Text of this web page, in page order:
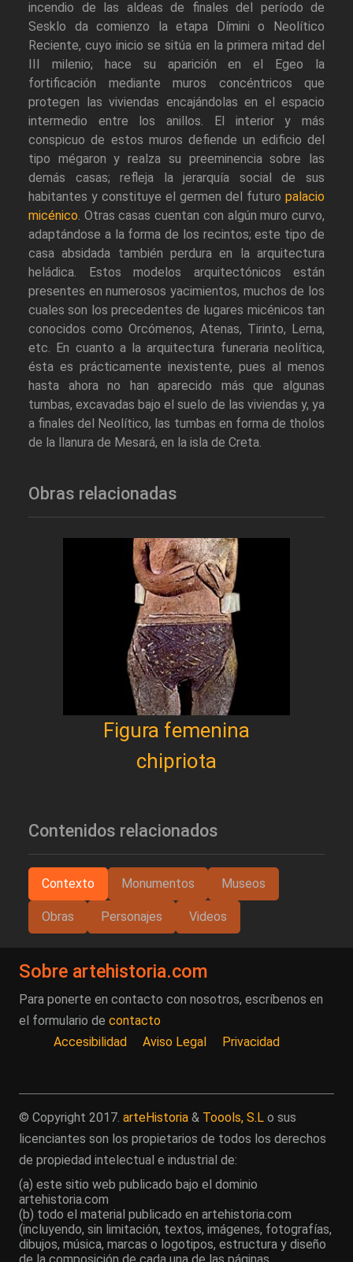
incendio de las aldeas de finales del período de
Sesklo da comienzo la etapa Dímini o Neolítico
Reciente, cuyo inicio se sitúa en la primera mitad del
III milenio; hace su aparición en el Egeo la
fortificación mediante muros concéntricos que
protegen las viviendas encajándolas en el espacio
intermedio entre los anillos. El interior y más
conspicuo de estos muros defiende un edificio del
tipo mégaron y realza su preeminencia sobre las
demás casas; refleja la jerarquía social de sus
habitantes y constituye el germen del futuro palacio
micénico. Otras casas cuentan con algún muro curvo,
adaptándose a la forma de los recintos; este tipo de
casa absidada también perdura en la arquitectura
heládica. Estos modelos arquitectónicos están
presentes en numerosos yacimientos, muchos de los
cuales son los precedentes de lugares micénicos tan
conocidos como Orcómenos, Atenas, Tirinto, Lerna,
etc. En cuanto a la arquitectura funeraria neolítica,
ésta es prácticamente inexistente, pues al menos
hasta ahora no han aparecido más que algunas
tumbas, excavadas bajo el suelo de las viviendas y, ya
a finales del Neolítico, las tumbas en forma de tholos
de la llanura de Mesará, en la isla de Creta.
Obras relacionadas
Figura femenina
chipriota
Contenidos relacionados
Contexto Monumentos Museos
Obras Personajes Videos
Sobre artehistoria.com
Para ponerte en contacto con nosotros, escríbenos en
el formulario de contacto
Accesibilidad
Aviso Legal Privacidad
© Copyright 2017. arteHistoria & Toools, S.L o sus
licenciantes son los propietarios de todos los derechos
de propiedad intelectual e industrial de:
(a) este sitio web publicado bajo el dominio
artehistoria.com
(b) todo el material publicado en artehistoria.com
(incluyendo, sin limitación, textos, imágenes, fotografías,
dibujos, música, marcas o logotipos, estructura y diseño